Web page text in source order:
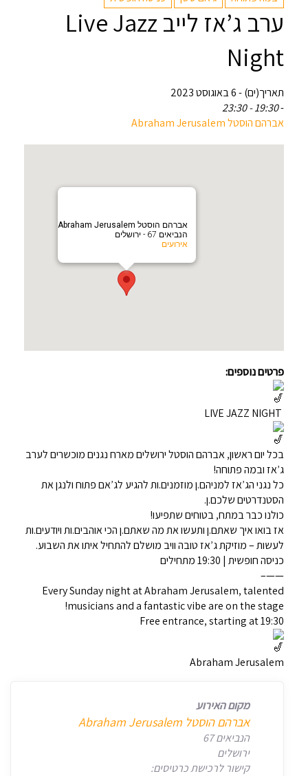
ערב ג’אז לייב Live Jazz
Night
תאריך(ים) - 6 באוגוסט 2023
-
19:30 - 23:30
אברהם הוסטל Abraham Jerusalem
אברהם הוסטל Abraham Jerusalem
הנביאים 67 - ירושלים
אירועים
פרטים נוספים:
בכל יום ראשון, אברהם הוסטל ירושלים מארח נגנים מוכשרים לערב
ג’אז ובמה פתוחה!
כל נגני הג’אז למניהם.ן מוזמנים.ות להגיע לג’אם פתוח ולנגן את
הסטנדרטים שלכם.ן.
כולנו כבר במתח, בטוחים שתפיעו!
אז בואו איך שאתם.ן ותעשו את מה שאתם.ן הכי אוהבים.ות ויודעים.ות
לעשות – מוזיקת ג’אז טובה וויב מושלם להתחיל איתו את השבוע.
כניסה חופשית | 19:30 מתחילים
——–
Every Sunday night at Abraham Jerusalem, talented
musicians and a fantastic vibe are on the stage!
Free entrance, starting at 19:30
Abraham Jerusalem
מקום האירוע
אברהם הוסטל Abraham Jerusalem
הנביאים 67
ירושלים
קישור לרכישת כרטיסים: